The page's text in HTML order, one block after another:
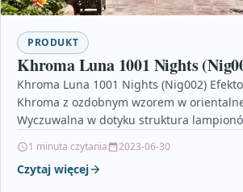
PRODUKT
Khroma Luna 1001 Nights
Khroma Luna 1001 Nights (Nig002)
Khroma z ozdobnym wzorem w
Wyczuwalna w dotyku struktura
1 minuta czytania 2023-06-30
Czytaj więcej